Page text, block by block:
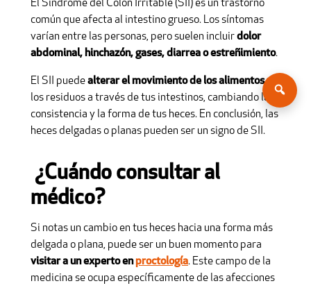
El Síndrome del Colon Irritable (SII) es un trastorno
común que afecta al intestino grueso. Los síntomas
varían entre las personas, pero suelen incluirdolor
abdominal, hinchazón, gases, diarrea o estreñimiento.
El SII puedealterar el movimiento de los alimentosy
los residuos a través de tus intestinos, cambiando la
consistencia y la forma de tus heces. En conclusión, las
heces delgadas o planas pueden ser un signo de SII.
¿Cuándo consultar al
médico?
Si notas un cambio en tus heces hacia una forma más
delgada o plana, puede ser un buen momento para
visitar a un experto enproctología. Este campo de la
medicina se ocupa específicamente de las afecciones